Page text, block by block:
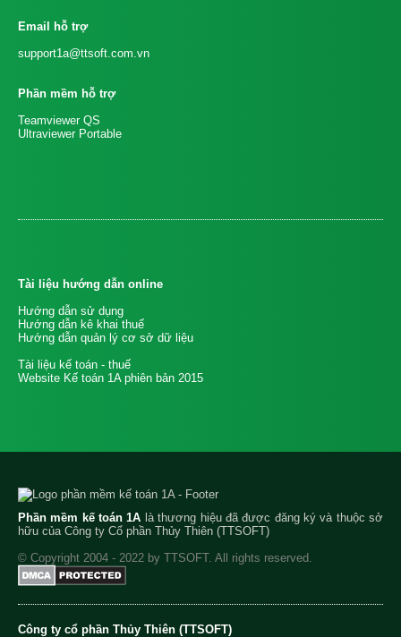
Email hỗ trợ
support1a@ttsoft.com.vn
Phần mềm hỗ trợ
Teamviewer QS
Ultraviewer Portable
Tài liệu hướng dẫn online
Hướng dẫn sử dụng
Hướng dẫn kê khai thuế
Hướng dẫn quản lý cơ sở dữ liệu
Tài liệu kế toán - thuế
Website Kế toán 1A phiên bản 2015
Phần mềm kế toán 1A là thương hiệu đã được đăng ký và thuộc sở
hữu của Công ty Cổ phần Thủy Thiên (TTSOFT)
© Copyright 2004 - 2022 by TTSOFT. All rights reserved.
Công ty cổ phần Thủy Thiên (TTSOFT)